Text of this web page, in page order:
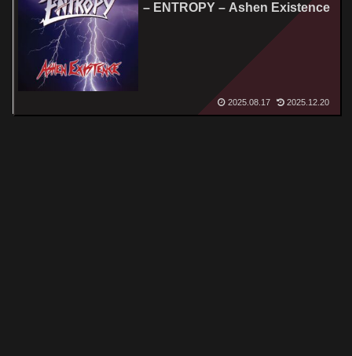
– ENTROPY – Ashen Existence
2025.08.17 2025.12.20